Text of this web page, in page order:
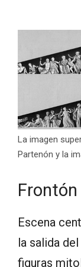
La imagen
Partenón y la
Escena
la salida
figuras